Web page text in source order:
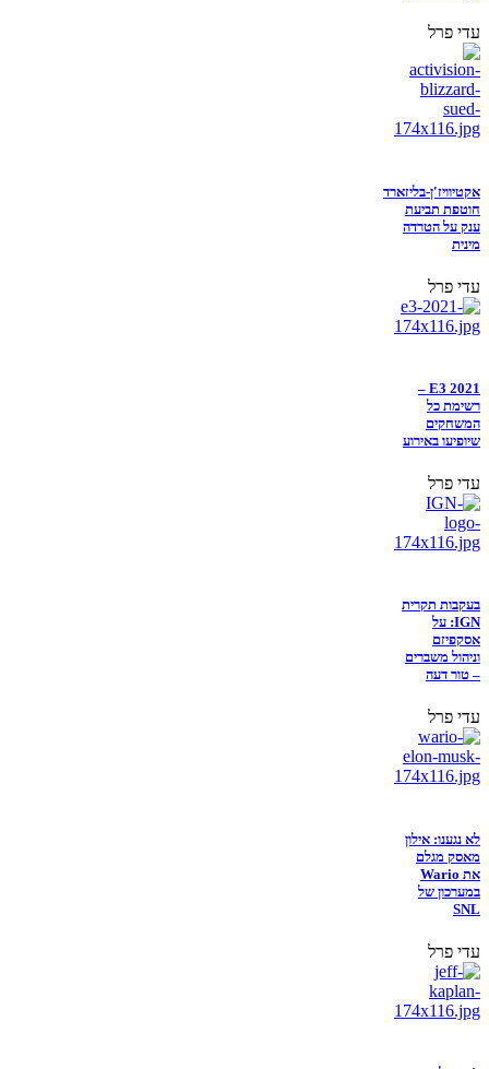
עדי פרל
אקטיוויז'ן-בליזארד
חוטפת תביעת
ענק על הטרדה
מינית
עדי פרל
E3 2021 –
רשימת כל
המשחקים
שיופיעו באירוע
עדי פרל
בעקבות תקרית
IGN: על
אסקפיזם
וניהול משברים
– טור דעה
עדי פרל
לא נגענו: אילון
מאסק מגלם
את Wario
במערכון של
SNL
עדי פרל